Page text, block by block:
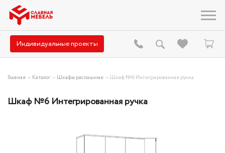
Индивидуальные проекты
Главная —Каталог —Шкафы распашные —Шкаф №6 Интегрированная ручка
Шкаф №6 Интегрированная ручка